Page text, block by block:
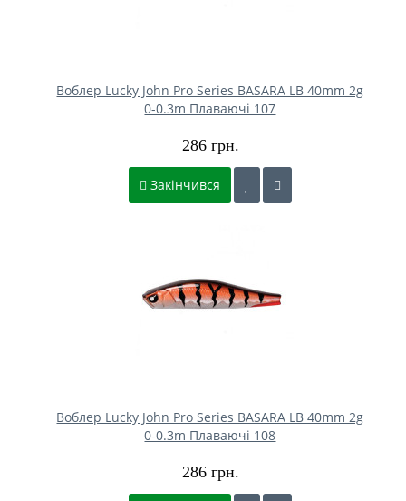
Воблер Lucky John Pro Series BASARA LB 40mm 2g
0-0.3m Плаваючі 107
286 грн.
Закінчився
Воблер Lucky John Pro Series BASARA LB 40mm 2g
0-0.3m Плаваючі 108
286 грн.